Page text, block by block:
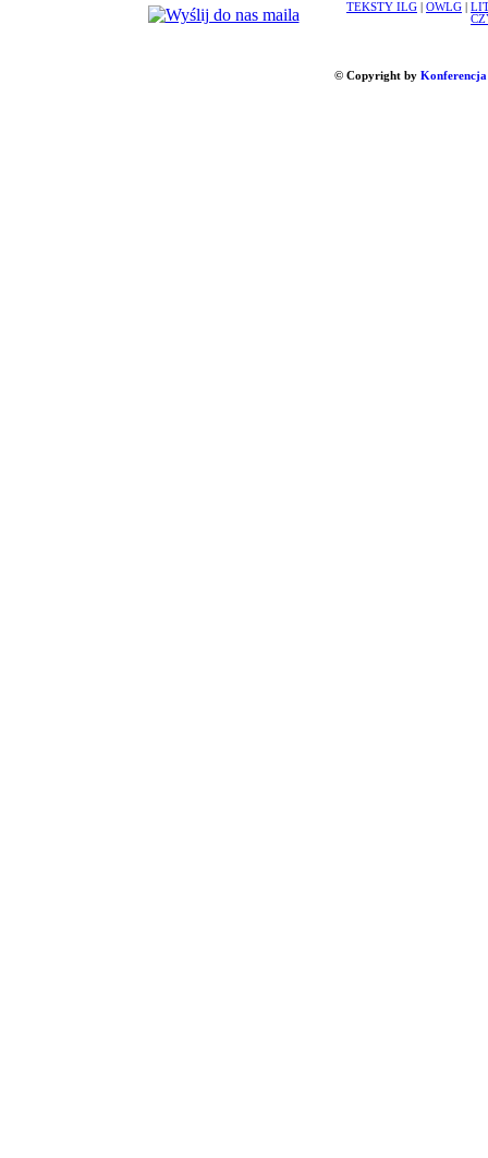
TEKSTY ILG OWLG
© Copyright by Konferencja